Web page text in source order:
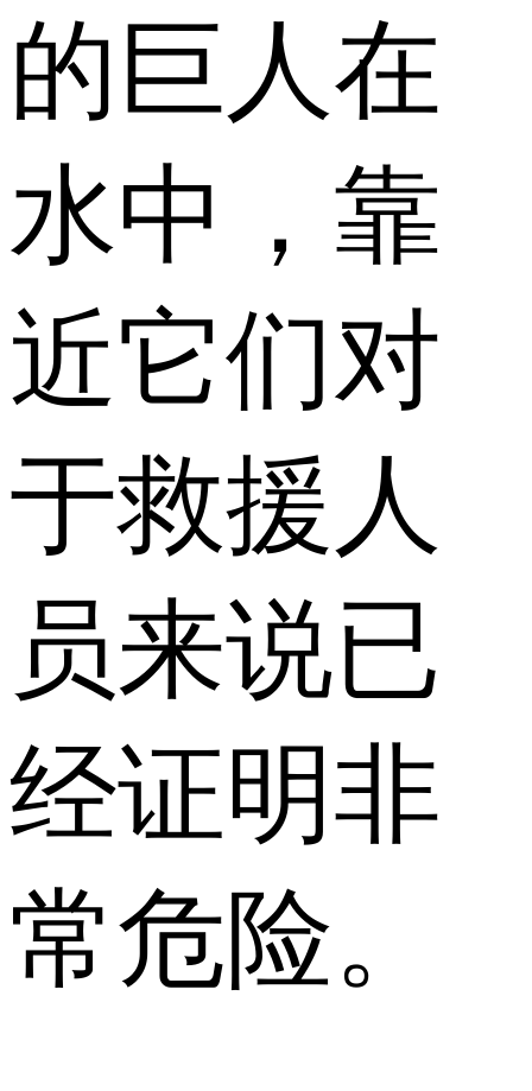
的巨人在
水中，靠
近它们对
于救援人
员来说已
经证明非
常危险。